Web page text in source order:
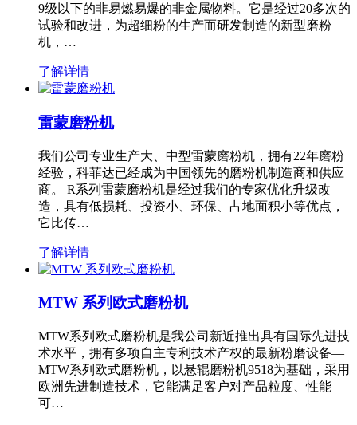
9级以下的非易燃易爆的非金属物料。它是经过20多次的
试验和改进，为超细粉的生产而研发制造的新型磨粉
机，…
了解详情
雷蒙磨粉机
我们公司专业生产大、中型雷蒙磨粉机，拥有22年磨粉
经验，科菲达已经成为中国领先的磨粉机制造商和供应
商。 R系列雷蒙磨粉机是经过我们的专家优化升级改
造，具有低损耗、投资小、环保、占地面积小等优点，
它比传…
了解详情
MTW 系列欧式磨粉机
MTW系列欧式磨粉机是我公司新近推出具有国际先进技
术水平，拥有多项自主专利技术产权的最新粉磨设备—
MTW系列欧式磨粉机，以悬辊磨粉机9518为基础，采用
欧洲先进制造技术，它能满足客户对产品粒度、性能
可…